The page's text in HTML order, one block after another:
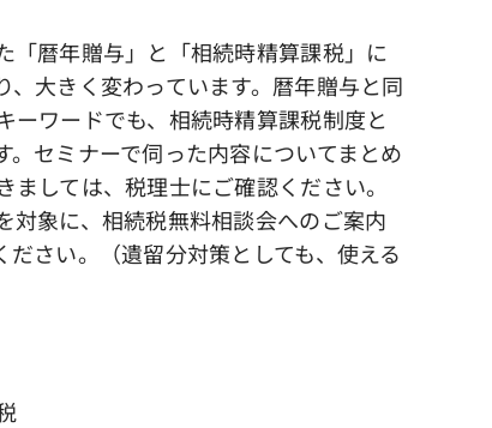
「暦年贈与」と「相続時精算課税」に
、大きく変わっています。暦年贈与と同
ーワードでも、相続時精算課税制度と
。セミナーで伺った内容についてまとめ
しては、税理士にご確認ください。
対象に、相続税無料相談会へのご案内
さい。（遺留分対策としても、使える